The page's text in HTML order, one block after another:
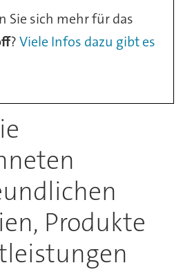
Sie sich mehr für das
?Viele Infos dazu gibt es
Produkte